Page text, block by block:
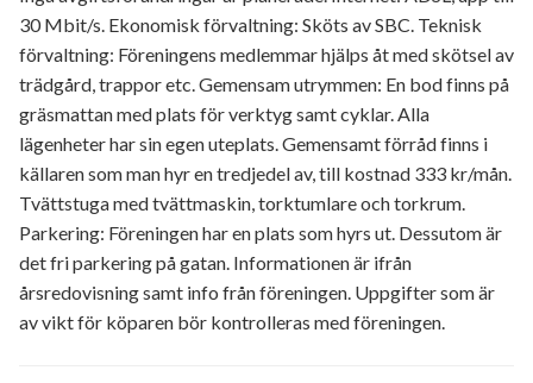
30 Mbit/s. Ekonomisk förvaltning: Sköts av SBC. Teknisk
förvaltning: Föreningens medlemmar hjälps åt med skötsel av
trädgård, trappor etc. Gemensam utrymmen: En bod finns på
gräsmattan med plats för verktyg samt cyklar. Alla
lägenheter har sin egen uteplats. Gemensamt förråd finns i
källaren som man hyr en tredjedel av, till kostnad 333 kr/mån.
Tvättstuga med tvättmaskin, torktumlare och torkrum.
Parkering: Föreningen har en plats som hyrs ut. Dessutom är
det fri parkering på gatan. Informationen är ifrån
årsredovisning samt info från föreningen. Uppgifter som är
av vikt för köparen bör kontrolleras med föreningen.